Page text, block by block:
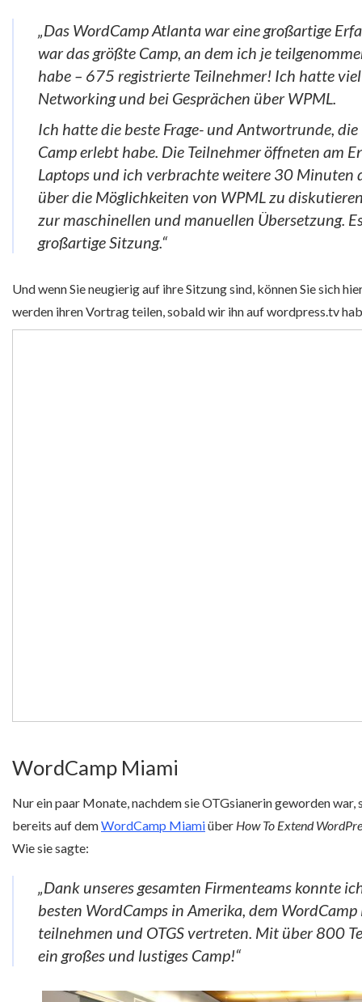
„Das WordCamp Atlanta war eine großartige
war das größte Camp, an dem ich je
habe – 675 registrierte Teilnehmer! Ich hatte
Networking und bei Gesprächen über WPML.
Ich hatte die beste Frage- und Antwortrunde,
Camp erlebt habe. Die Teilnehmer öffneten am
Laptops und ich verbrachte weitere 30 Minuten
über die Möglichkeiten von WPML zu
zur maschinellen und manuellen Übersetzung.
großartige Sitzung.“
Und wenn Sie neugierig auf ihre Sitzung sind, können Sie sich
werden ihren Vortrag teilen, sobald wir ihn auf wordpress.tv
WordCamp Miami
Nur ein paar Monate, nachdem sie OTGsianerin geworden war,
bereits auf demWordCamp Miamiüber How To Extend
Wie sie sagte:
„Dank unseres gesamten Firmenteams konnte
besten WordCamps in Amerika, dem
teilnehmen und OTGS vertreten. Mit über 800
ein großes und lustiges Camp!“